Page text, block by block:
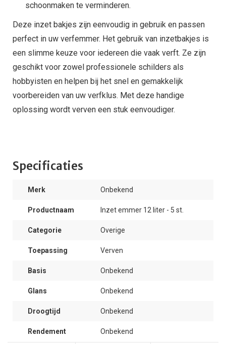
schoonmaken te verminderen.
Deze inzet bakjes zijn eenvoudig in gebruik en passen
perfect in uw verfemmer. Het gebruik van inzetbakjes is
een slimme keuze voor iedereen die vaak verft. Ze zijn
geschikt voor zowel professionele schilders als
hobbyisten en helpen bij het snel en gemakkelijk
voorbereiden van uw verfklus. Met deze handige
oplossing wordt verven een stuk eenvoudiger.
Specificaties
Merk Onbekend
Productnaam Inzet emmer 12 liter - 5 st.
Categorie Overige
Toepassing Verven
Basis Onbekend
Glans Onbekend
Droogtijd Onbekend
Rendement Onbekend